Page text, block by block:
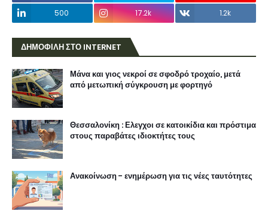
500
17.2k 1.2k
ΔΗΜΟΦΙΛΗ ΣΤΟ INTERNET
Μάνα και γιος νεκροί σε σφοδρό τροχαίο, μετά
από μετωπική σύγκρουση με φορτηγό
Θεσσαλονίκη : Ελεγχοι σε κατοικίδια και πρόστιμα
στους παραβάτες ιδιοκτήτες τους
Ανακοίνωση - ενημέρωση για τις νέες ταυτότητες